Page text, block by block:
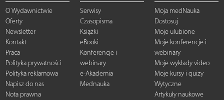
O Wydawnictwie
Oferty
Newsletter
Kontakt
Praca
Polityka prywatności
Polityka reklamowa
Napisz do nas
Nota prawna
Serwisy
Czasopisma
Książki
eBooki
Konferencje i
webinary
e-Akademia
Mednauka
Moja medNauka
Dostosuj
Moje ulubione
Moje konferencje i
webinary
Moje wykłady video
Moje kursy i quizy
Wytyczne
Artykuły naukowe